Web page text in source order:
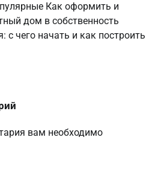
Как оформить и
дом в собственность
с чего начать и как построить
вам необходимо